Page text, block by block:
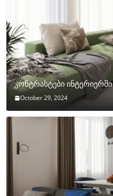
კონტრასტები ინტერიერში
October 29, 2024